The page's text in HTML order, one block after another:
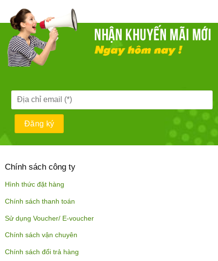
Chính sách công ty
Hình thức đặt hàng
Chính sách thanh toán
Sử dụng Voucher/ E-voucher
Chính sách vận chuyên
Chính sách đổi trả hàng